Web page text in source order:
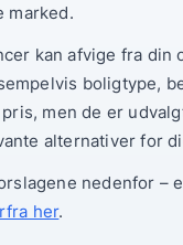
marked.
kan afvige fra din
boligtype,
men de er
alternativer for
nedenfor –
her.